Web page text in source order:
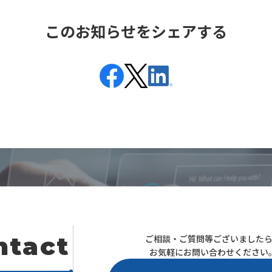
このお知らせをシェアする
ご相談・ご質問等ございました
お気軽にお問い合わせください